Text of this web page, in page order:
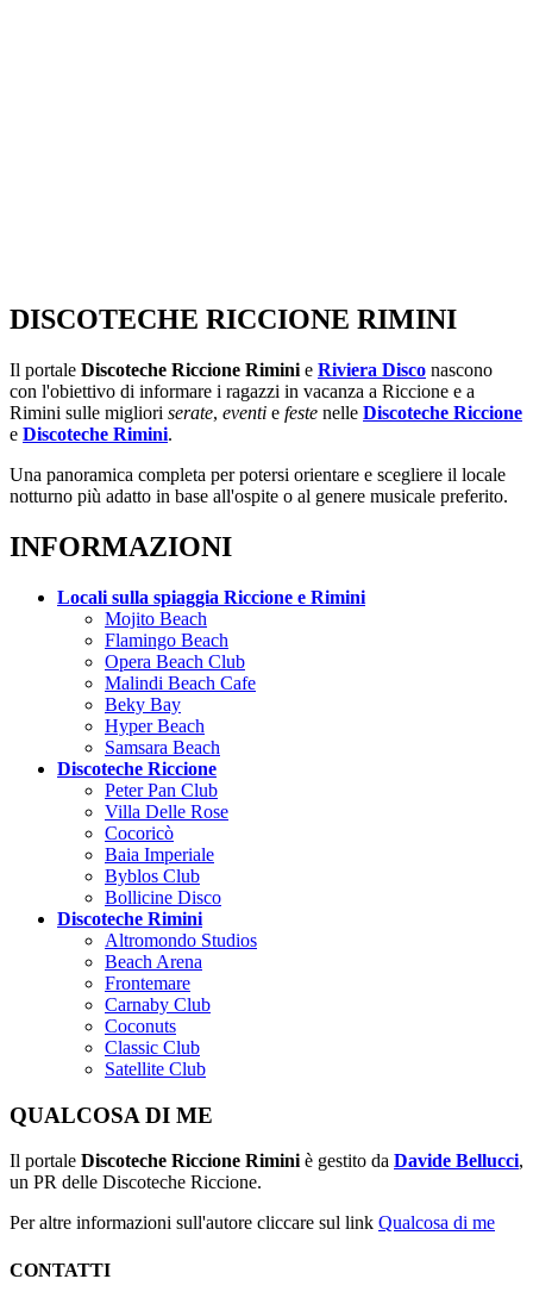
DISCOTECHE RICCIONE RIMINI
Il portale Discoteche Riccione Rimini e Riviera Disco nascono
con l'obiettivo di informare i ragazzi in vacanza a Riccione e a
Rimini sulle migliori serate, eventi e feste nelle Discoteche Riccione
e Discoteche Rimini.
Una panoramica completa per potersi orientare e scegliere il locale
notturno più adatto in base all'ospite o al genere musicale preferito.
INFORMAZIONI
Locali sulla spiaggia Riccione e Rimini
Mojito Beach
Flamingo Beach
Opera Beach Club
Malindi Beach Cafe
Beky Bay
Hyper Beach
Samsara Beach
Discoteche Riccione
Peter Pan Club
Villa Delle Rose
Cocoricò
Baia Imperiale
Byblos Club
Bollicine Disco
Discoteche Rimini
Altromondo Studios
Beach Arena
Frontemare
Carnaby Club
Coconuts
Classic Club
Satellite Club
QUALCOSA DI ME
Il portale Discoteche Riccione Rimini è gestito da Davide Bellucci,
un PR delle Discoteche Riccione.
Per altre informazioni sull'autore cliccare sul link Qualcosa di me
CONTATTI